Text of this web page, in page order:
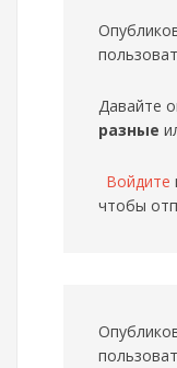
Давайте
разные
Войдите
чтобы